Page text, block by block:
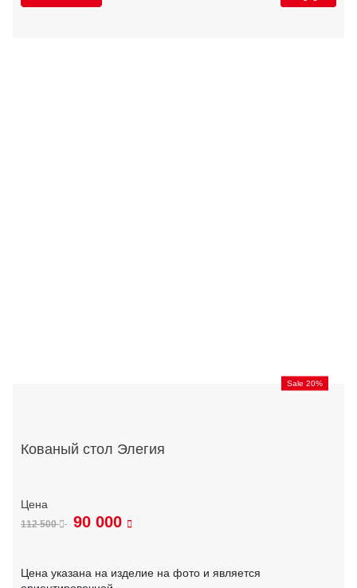
Sale 20%
Кованый стол Элегия
112 500 90 000
Цена указана на изделие на фото и является